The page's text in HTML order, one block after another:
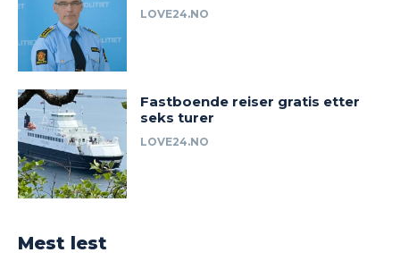
LOVE24.NO
Fastboende reiser gratis etter
seks turer
LOVE24.NO
Mest lest